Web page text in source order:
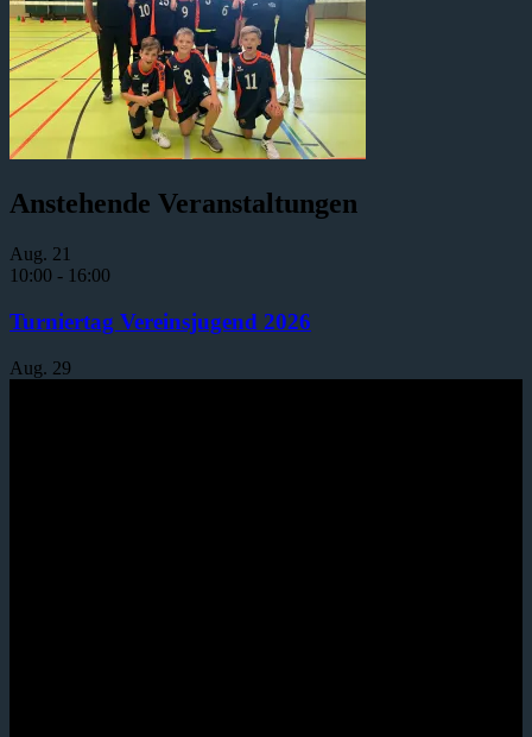
Anstehende Veranstaltungen
Aug. 21
10:00 - 16:00
Turniertag Vereinsjugend 2026
Aug. 29